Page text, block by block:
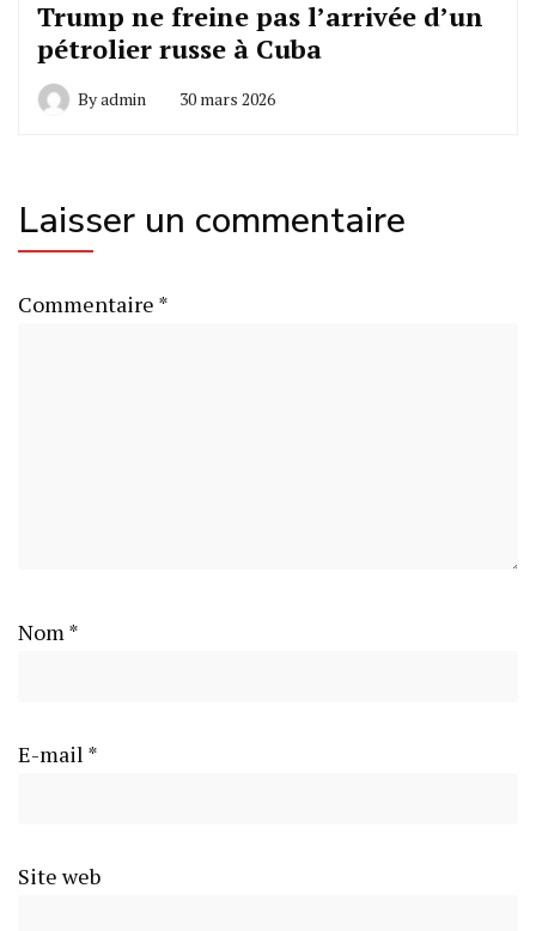
Trump ne freine pas l’arrivée d’un
pétrolier russe à Cuba
Byadmin 30 mars 2026
Laisser un commentaire
Commentaire *
Nom *
E-mail *
Site web